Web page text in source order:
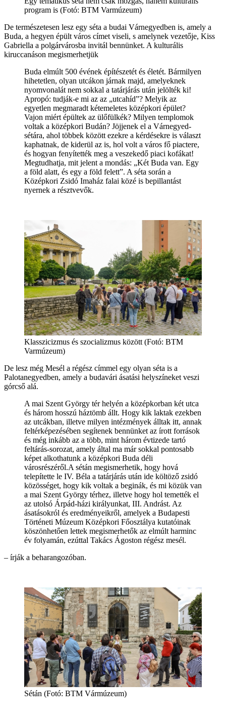
program is (Fotó: BTM Varmúzeum)
De természetesen lesz egy séta a budai Várnegyedben is, amely a
Buda, a hegyen épült város címet viseli, s amelynek vezetője, Kiss
Gabriella a polgárvárosba invitál bennünket. A kulturális
kiruccanáson megismerhetjük
Buda elmúlt 500 évének építészetét és életét. Bármilyen
hihetetlen, olyan utcákon járnak majd, amelyeknek
nyomvonalát nem sokkal a tatárjárás után jelölték ki!
Apropó: tudják-e mi az az „utcahíd”? Melyik az
egyetlen megmaradt kétemeletes középkori épület?
Vajon miért épültek az ülőfülkék? Milyen templomok
voltak a középkori Budán? Jöjjenek el a Várnegyed-
sétára, ahol többek között ezekre a kérdésekre is választ
kaphatnak, de kiderül az is, hol volt a város fő piactere,
és hogyan fenyítették meg a veszekedő piaci kofákat!
Megtudhatja, mit jelent a mondás: „Két Buda van. Egy
a föld alatt, és egy a föld felett”. A séta során a
Középkori Zsidó Imaház falai közé is bepillantást
nyernek a résztvevők.
Klasszicizmus és szocializmus között (Fotó: BTM
Varmúzeum)
De lesz még Mesél a régész címmel egy olyan séta is a
Palotanegyedben, amely a budavári ásatási helyszíneket veszi
górcső alá.
A mai Szent György tér helyén a középkorban két utca
és három hosszú háztömb állt. Hogy kik laktak ezekben
az utcákban, illetve milyen intézmények álltak itt, annak
feltérképezésében segítenek bennünket az írott források
és még inkább az a több, mint három évtizede tartó
feltárás-sorozat, amely által ma már sokkal pontosabb
képet alkothatunk a középkori Buda déli
városrészéről.A sétán megismerhetik, hogy hová
telepítette le IV. Béla a tatárjárás után ide költöző zsidó
közösséget, hogy kik voltak a beginák, és mi közük van
a mai Szent György térhez, illetve hogy hol temették el
az utolsó Árpád-házi királyunkat, III. Andrást. Az
ásatásokról és eredményeikről, amelyek a Budapesti
Történeti Múzeum Középkori Főosztálya kutatóinak
köszönhetően lettek megismerhetők az elmúlt harminc
év folyamán, ezúttal Takács Ágoston régész mesél.
– írják a beharangozóban.
Sétán (Fotó: BTM Vármúzeum)